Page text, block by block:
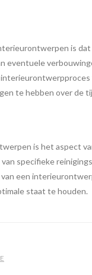
is
eventuele
te hebben over de
is het aspect
specifieke
een
staat te houden.